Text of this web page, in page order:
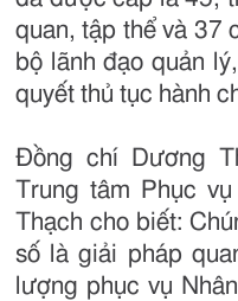
quan, tập thể và 37
bộ lãnh đạo quản
quyết thủ tục hành
Đồng chí Dương
Trung tâm Phục
Thạch cho biết:
số là giải pháp
lượng phục vụ